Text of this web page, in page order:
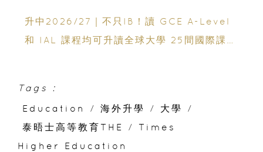
升中2026/27｜不只IB！讀 GCE A-Level
和 IAL 課程均可升讀全球大學 25間國際課程
Tags :
Education
/ 海外升學 / 大學
/
泰晤士高等教育THE
/
Times
Higher Education